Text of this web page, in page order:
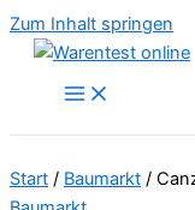
Zum Inhalt springen
Start / Baumarkt /